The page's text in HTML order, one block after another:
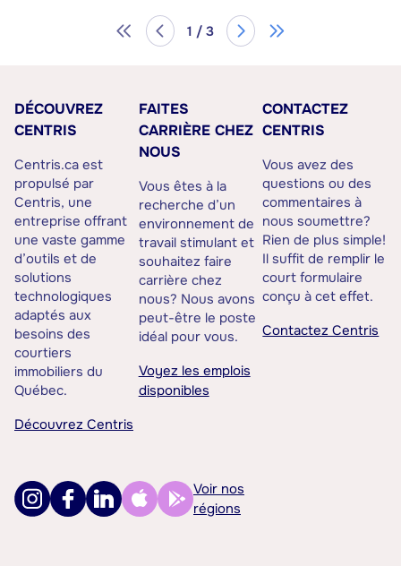
1 / 3
DÉCOUVREZ
CENTRIS
Centris.ca est
propulsé par
Centris, une
entreprise offrant
une vaste gamme
d’outils et de
solutions
technologiques
adaptés aux
besoins des
courtiers
immobiliers du
Québec.
Découvrez Centris
FAITES
CARRIÈRE CHEZ
NOUS
Vous êtes à la
recherche d’un
environnement de
travail stimulant et
souhaitez faire
carrière chez
nous? Nous avons
peut-être le poste
idéal pour vous.
Voyez les emplois
disponibles
CONTACTEZ
CENTRIS
Vous avez des
questions ou des
commentaires à
nous soumettre?
Rien de plus simple!
Il suffit de remplir le
court formulaire
conçu à cet effet.
Contactez Centris
Voir nos
régions